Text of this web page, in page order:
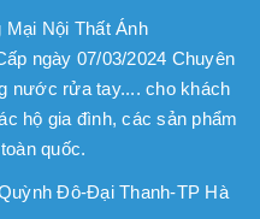
Nội Thất Ánh
ngày 07/03/2024 Chuyên
nước rửa tay.... cho khách
hộ gia đình, các sản phẩm
quốc.
Đô-Đại Thanh-TP Hà